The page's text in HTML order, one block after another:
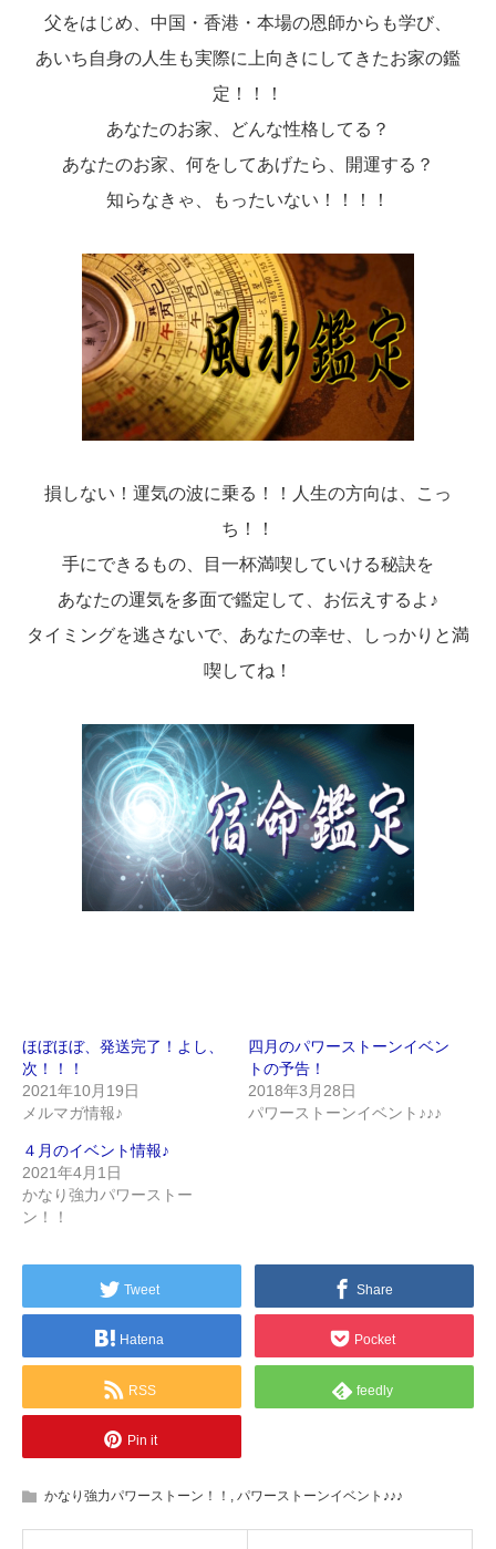
父をはじめ、中国・香港・本場の恩師からも学び、
あいち自身の人生も実際に上向きにしてきたお家の鑑
定！！！
あなたのお家、どんな性格してる？
あなたのお家、何をしてあげたら、開運する？
知らなきゃ、もったいない！！！！
損しない！運気の波に乗る！！人生の方向は、こっ
ち！！
手にできるもの、目一杯満喫していける秘訣を
あなたの運気を多面で鑑定して、お伝えするよ♪
タイミングを逃さないで、あなたの幸せ、しっかりと満
喫してね！
ほぼほぼ、発送完了！よし、
次！！！
2021年10月19日
メルマガ情報♪
四月のパワーストーンイベン
トの予告！
2018年3月28日
パワーストーンイベント♪♪♪
４月のイベント情報♪
2021年4月1日
かなり強力パワーストー
ン！！
Tweet Share
Hatena Pocket
RSS feedly
Pin it
かなり強力パワーストーン！！ , パワーストーンイベント♪♪♪